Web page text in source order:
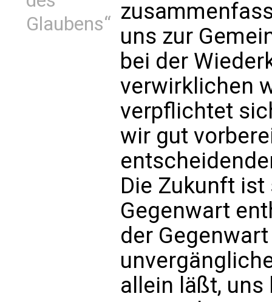
Glaubens“ uns zur
bei der
verwirklichen
verpflichtet
wir gut
Die Zukunft
Gegenwart
der
allein läßt,